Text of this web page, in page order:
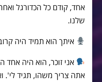
אחד, קודם כל הכדורגל
שלנו.
איתך הוא תמיד היה
אני זוכר, הוא היה אחד
אתה צריך משהו, תגיד לי'.